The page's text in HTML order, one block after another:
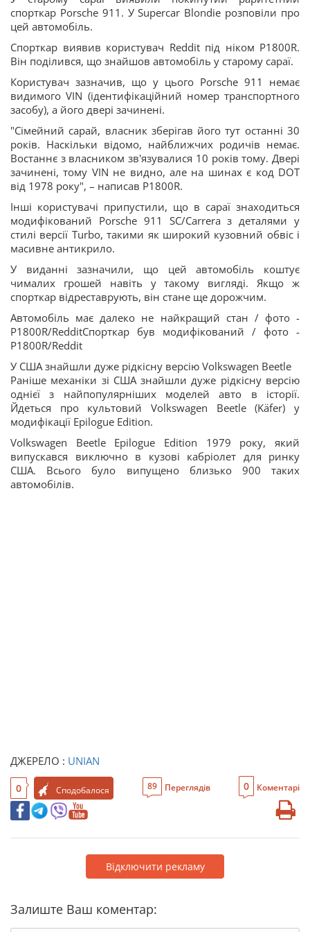
спорткар Porsche 911. У Supercar Blondie розповіли про
цей автомобіль.
Спорткар виявив користувач Reddit під ніком P1800R.
Він поділився, що знайшов автомобіль у старому сараї.
Користувач зазначив, що у цього Porsche 911 немає
видимого VIN (ідентифікаційний номер транспортного
засобу), а його двері зачинені.
"Сімейний сарай, власник зберігав його тут останні 30
років. Наскільки відомо, найближчих родичів немає.
Востаннє з власником зв'язувалися 10 років тому. Двері
зачинені, тому VIN не видно, але на шинах є код DOT
від 1978 року", – написав P1800R.
Інші користувачі припустили, що в сараї знаходиться
модифікований Porsche 911 SC/Carrera з деталями у
стилі версії Turbo, такими як широкий кузовний обвіс і
масивне антикрило.
У виданні зазначили, що цей автомобіль коштує
чималих грошей навіть у такому вигляді. Якщо ж
спорткар відреставрують, він стане ще дорожчим.
Автомобіль має далеко не найкращий стан / фото -
P1800R/RedditСпорткар був модифікований / фото -
P1800R/Reddit
У США знайшли дуже рідкісну версію Volkswagen Beetle
Раніше механіки зі США знайшли дуже рідкісну версію
однієї з найпопулярніших моделей авто в історії.
Йдеться про культовий Volkswagen Beetle (Käfer) у
модифікації Epilogue Edition.
Volkswagen Beetle Epilogue Edition 1979 року, який
випускався виключно в кузові кабріолет для ринку
США. Всього було випущено близько 900 таких
автомобілів.
ДЖЕРЕЛО : UNIAN
0 Сподобалося 89 Переглядів 0 Коментарі
Відключити рекламу
Залиште Ваш коментар: